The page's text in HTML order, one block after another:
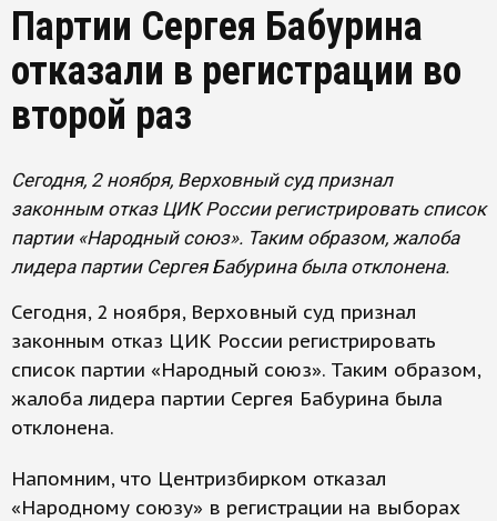
Партии Сергея Бабурина
отказали в регистрации во
второй раз
Сегодня, 2 ноября, Верховный суд признал
законным отказ ЦИК России регистрировать список
партии «Народный союз». Таким образом, жалоба
лидера партии Сергея Бабурина была отклонена.
Сегодня, 2 ноября, Верховный суд признал
законным отказ ЦИК России регистрировать
список партии «Народный союз». Таким образом,
жалоба лидера партии Сергея Бабурина была
отклонена.
Напомним, что Центризбирком отказал
«Народному союзу» в регистрации на выборах